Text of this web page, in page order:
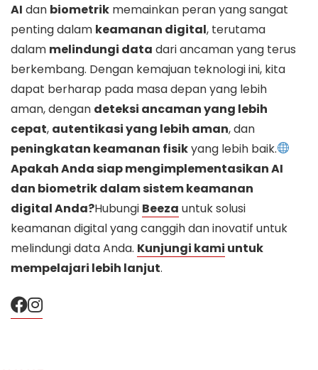
AI dan biometrik memainkan peran yang sangat
penting dalam keamanan digital, terutama
dalam melindungi data dari ancaman yang terus
berkembang. Dengan kemajuan teknologi ini, kita
dapat berharap pada masa depan yang lebih
aman, dengan deteksi ancaman yang lebih
cepat, autentikasi yang lebih aman, dan
peningkatan keamanan fisikyang lebih baik.
Apakah Anda siap mengimplementasikan AI
dan biometrik dalam sistem keamanan
digital Anda?Hubungi Beeza untuk solusi
keamanan digital yang canggih dan inovatif untuk
melindungi data Anda. Kunjungi kami untuk
mempelajari lebih lanjut.